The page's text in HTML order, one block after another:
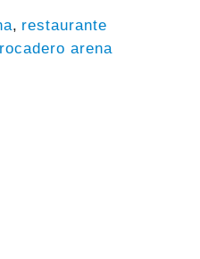
, restaurante
arena